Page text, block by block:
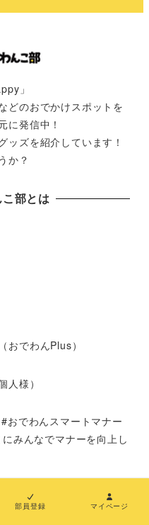
」
どのおでかけスポットを
に発信中！
ッズを紹介しています！
か？
部とは
おでわんPlus）
人様）
おでわんスマートマナー
みんなでマナーを向上し
部員登録 マイページ